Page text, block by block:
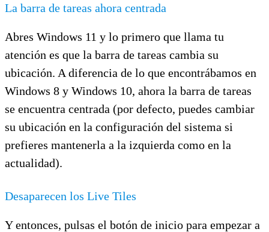
La barra de tareas ahora centrada
Abres Windows 11 y lo primero que llama tu
atención es que la barra de tareas cambia su
ubicación. A diferencia de lo que encontrábamos en
Windows 8 y Windows 10, ahora la barra de tareas
se encuentra centrada (por defecto, puedes cambiar
su ubicación en la configuración del sistema si
prefieres mantenerla a la izquierda como en la
actualidad).
Desaparecen los Live Tiles
Y entonces, pulsas el botón de inicio para empezar a